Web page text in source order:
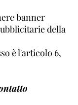
banner
della
è l'articolo 6,